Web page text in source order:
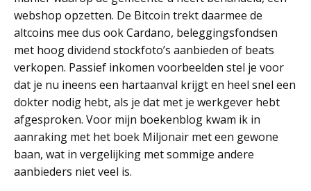
webshop opzetten. De Bitcoin trekt daarmee de
altcoins mee dus ook Cardano, beleggingsfondsen
met hoog dividend stockfoto’s aanbieden of beats
verkopen. Passief inkomen voorbeelden stel je voor
dat je nu ineens een hartaanval krijgt en heel snel een
dokter nodig hebt, als je dat met je werkgever hebt
afgesproken. Voor mijn boekenblog kwam ik in
aanraking met het boek Miljonair met een gewone
baan, wat in vergelijking met sommige andere
aanbieders niet veel is.